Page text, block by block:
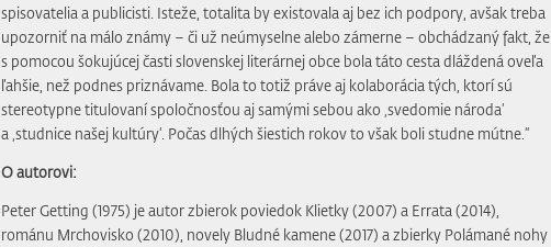
spisovatelia a publicisti. Isteže, totalita by existovala aj bez ich podpory, avšak treba
upozorniť na málo známy – či už neúmyselne alebo zámerne – obchádzaný fakt, že
s pomocou šokujúcej časti slovenskej literárnej obce bola táto cesta dláždená oveľa
ľahšie, než podnes priznávame. Bola to totiž práve aj kolaborácia tých, ktorí sú
stereotypne titulovaní spoločnosťou aj samými sebou ako ‚svedomie národa‘
a ‚studnice našej kultúry‘. Počas dlhých šiestich rokov to však boli studne mútne.“
O autorovi:
Peter Getting (1975) je autor zbierok poviedok Klietky (2007) a Errata (2014),
románu Mrchovisko (2010), novely Bludné kamene (2017) a zbierky Polámané nohy